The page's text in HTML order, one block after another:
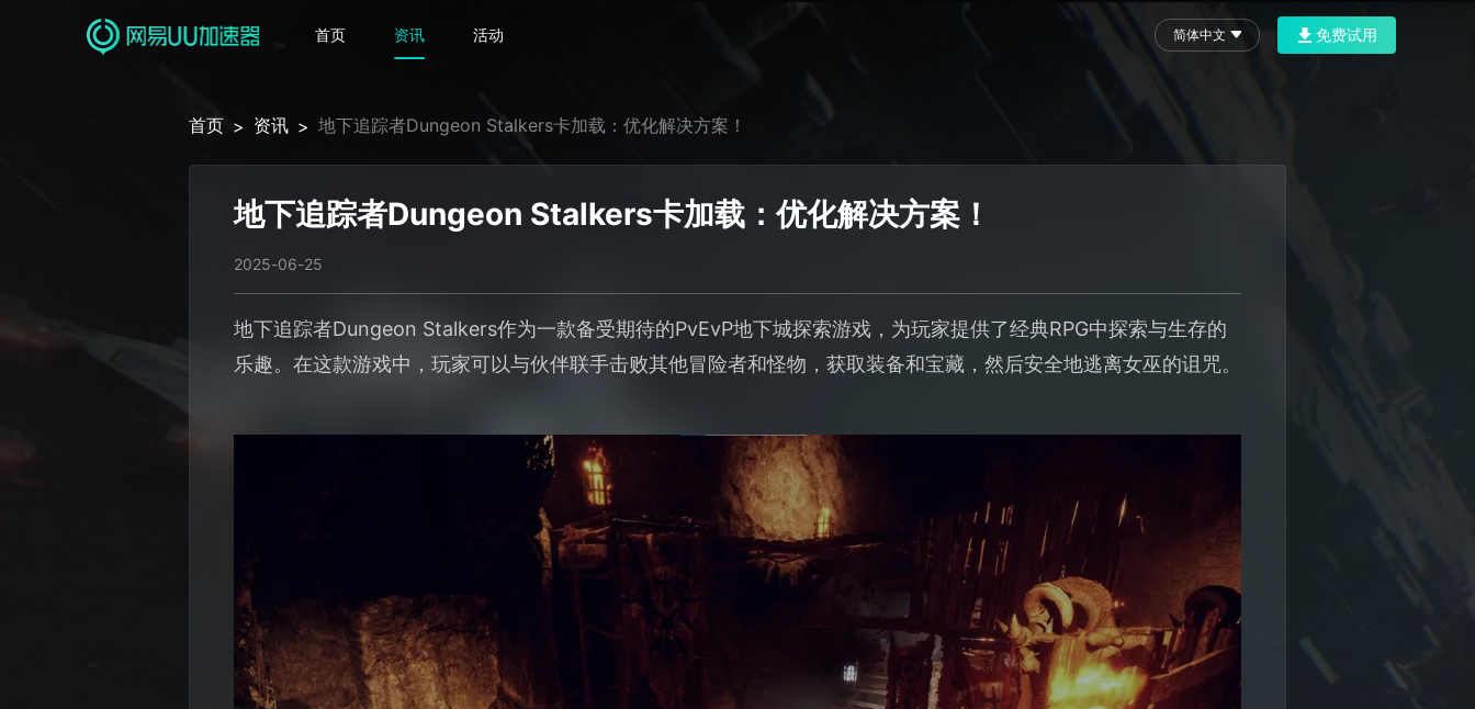
首页 资讯 活动 简体中文 免费试用
首页 > 资讯 > 地下追踪者Dungeon Stalkers卡加载：优化解决方案！
地下追踪者Dungeon Stalkers卡加载：优化解决方案！
2025-06-25
地下追踪者Dungeon Stalkers作为一款备受期待的PvEvP地下城探索游戏，为玩家提供了经典RPG中探索与生存的
乐趣。在这款游戏中，玩家可以与伙伴联手击败其他冒险者和怪物，获取装备和宝藏，然后安全地逃离女巫的诅咒。